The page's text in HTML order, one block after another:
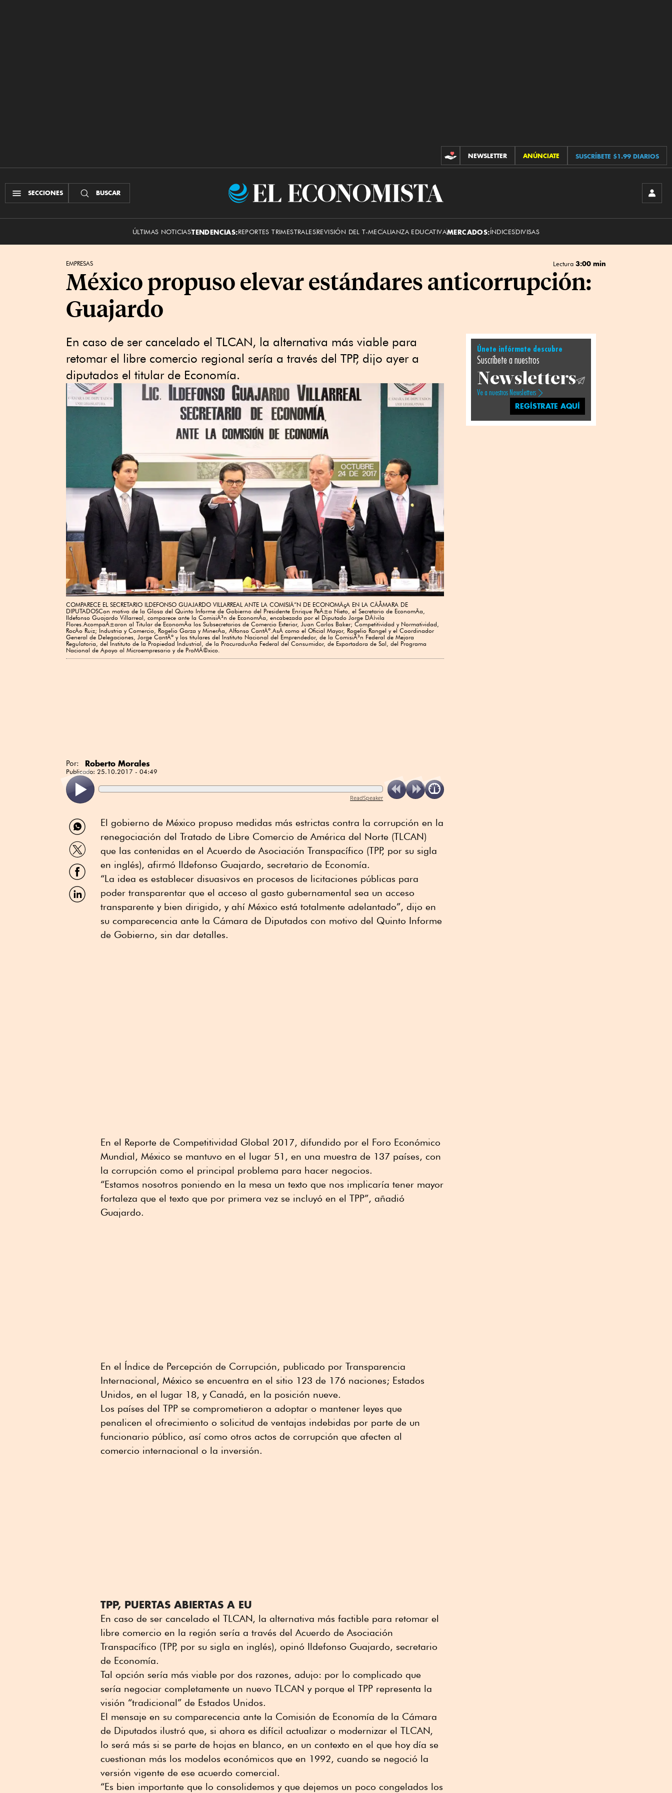
CONTRIBUCIONES
NEWSLETTER ANÚNCIATE SUSCRÍBETE $1.99 DIARIOS
SECCIONES BUSCAR
El
ÚLTIMAS NOTICIASTENDENCIAS:REPORTES TRIMESTRALESREVISIÓN DEL T-MECALIANZA EDUCATIVAMERCADOS:ÍNDICESDIVISAS
EMPRESAS Lectura 3:00 min
México propuso elevar estándares anticorrupción:
Guajardo
En caso de ser cancelado el TLCAN, la alternativa más viable para
retomar el libre comercio regional sería a través del TPP, dijo ayer a
diputados el titular de Economía.
COMPARECE EL SECRETARIO ILDEFONSO GUAJARDO VILLARREAL ANTE LA COMISIÃ“N DE ECONOMÃçA EN LA CÃÅMARA DE
DIPUTADOSCon motivo de la Glosa del Quinto Informe de Gobierno del Presidente Enrique PeÃ±a Nieto, el Secretario de EconomÃa,
Ildefonso Guajardo Villarreal, comparece ante la ComisiÃ³n de EconomÃa, encabezada por el Diputado Jorge DÃ¡vila
Flores.AcompaÃ±aron al Titular de EconomÃa los Subsecretarios de Comercio Exterior, Juan Carlos Baker; Competitividad y Normatividad,
RocÃo Ruiz; Industria y Comercio, Rogelio Garza y MinerÃa, Alfonso CantÃº.AsÃ como el Oficial Mayor, Rogelio Rangel y el Coordinador
General de Delegaciones, Jorge CantÃº y los titulares del Instituto Nacional del Emprendedor, de la ComisiÃ³n Federal de Mejora
Regulatoria, del Instituto de la Propiedad Industrial, de la ProcuradurÃa Federal del Consumidor, de Exportadora de Sal, del Programa
Nacional de Apoyo al Microempresario y de ProMÃ©xico.
Por: Roberto Morales
Publicado: 25.10.2017 - 04:49
ReadSpeaker
Compartir
por
WhatsApp
Compartir
por
Twitter
Compartir
por
Facebook
Compartir
por
El gobierno de México propuso medidas más estrictas contra la corrupción en la
renegociación del Tratado de Libre Comercio de América del Norte (TLCAN)
que las contenidas en el Acuerdo de Asociación Transpacífico (TPP, por su sigla
en inglés), afirmó Ildefonso Guajardo, secretario de Economía.
“La idea es establecer disuasivos en procesos de licitaciones públicas para
poder transparentar que el acceso al gasto gubernamental sea un acceso
transparente y bien dirigido, y ahí México está totalmente adelantado”, dijo en
su comparecencia ante la Cámara de Diputados con motivo del Quinto Informe
de Gobierno, sin dar detalles.
En el Reporte de Competitividad Global 2017, difundido por el Foro Económico
Mundial, México se mantuvo en el lugar 51, en una muestra de 137 países, con
la corrupción como el principal problema para hacer negocios.
“Estamos nosotros poniendo en la mesa un texto que nos implicaría tener mayor
fortaleza que el texto que por primera vez se incluyó en el TPP”, añadió
Guajardo.
En el Índice de Percepción de Corrupción, publicado por Transparencia
Internacional, México se encuentra en el sitio 123 de 176 naciones; Estados
Unidos, en el lugar 18, y Canadá, en la posición nueve.
Los países del TPP se comprometieron a adoptar o mantener leyes que
penalicen el ofrecimiento o solicitud de ventajas indebidas por parte de un
funcionario público, así como otros actos de corrupción que afecten al
comercio internacional o la inversión.
TPP, PUERTAS ABIERTAS A EU
En caso de ser cancelado el TLCAN, la alternativa más factible para retomar el
libre comercio en la región sería a través del Acuerdo de Asociación
Transpacífico (TPP, por su sigla en inglés), opinó Ildefonso Guajardo, secretario
de Economía.
Tal opción sería más viable por dos razones, adujo: por lo complicado que
sería negociar completamente un nuevo TLCAN y porque el TPP representa la
visión “tradicional” de Estados Unidos.
El mensaje en su comparecencia ante la Comisión de Economía de la Cámara
de Diputados ilustró que, si ahora es difícil actualizar o modernizar el TLCAN,
lo será más si se parte de hojas en blanco, en un contexto en el que hoy día se
cuestionan más los modelos económicos que en 1992, cuando se negoció la
versión vigente de ese acuerdo comercial.
“Es bien importante que lo consolidemos y que dejemos un poco congelados los
Únete infórmate descubre
Suscríbete a nuestros
Newsletters
Ve a nuestros Newsletters
REGÍSTRATE AQUÍ